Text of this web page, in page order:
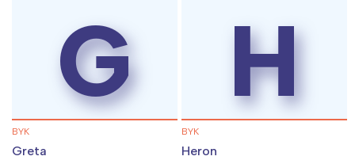
G
BYK
Greta
H
BYK
Heron
Warszawa
Łódź
Trójmiasto
Poznań
Południe
Północ
Wszystkie